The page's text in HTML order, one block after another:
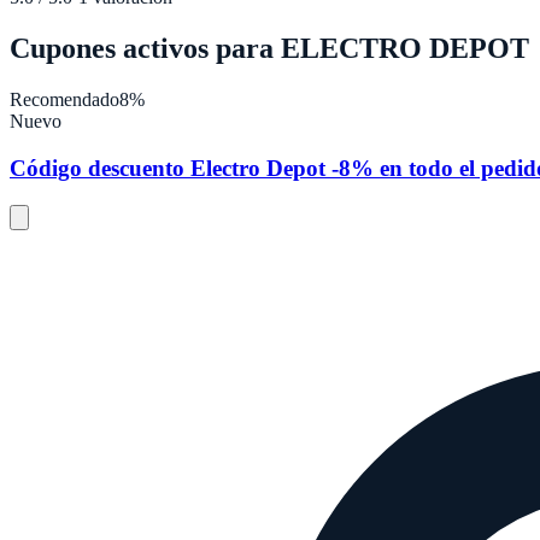
Cupones activos para ELECTRO DEPOT
Recomendado8%
Nuevo
Código descuento Electro Depot -8% en todo el